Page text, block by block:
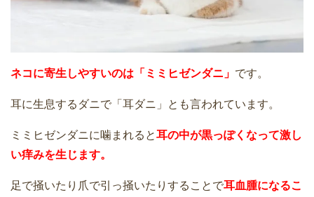
ネコに寄生しやすいのは「ミミヒゼンダニ」 です。
耳に生息するダニで「耳ダニ」とも言われています。
ミミヒゼンダニに噛まれると耳の中が黒っぽくなって激し
い痒みを生じます。
足で掻いたり爪で引っ掻いたりすることで耳血腫になるこ